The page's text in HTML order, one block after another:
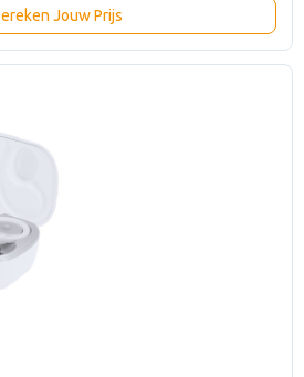
Jouw Prijs